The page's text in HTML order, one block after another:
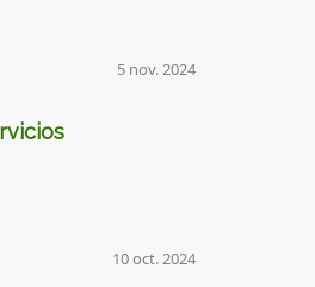
5 nov. 2024
10 oct. 2024